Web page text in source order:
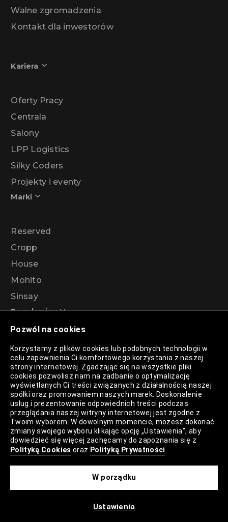
Pozwól na cookies
Korzystamy z plików cookies lub podobnych technologii w
celu zapewnienia Ci komfortowego korzystania z naszej
strony internetowej. Zgadzając się na wszystkie pliki
cookies pozwolisz nam na zadbanie o optymalizację
wyświetlanych Ci treści związanych z działalnością naszej
spółki oraz promowaniem naszych marek. Doskonalenie
usług i prezentowanie odpowiednich treści podczas
przeglądania naszej witryny internetowej jest zgodne z
Twoim wyborem. W dowolnym momencie, możesz dokonać
zmiany swojego wyboru klikając opcję „Ustawienia”, aby
dowiedzieć się więcej zachęcamy do zapoznania się z
Polityką Cookies oraz Polityką Prywatności
Ustawienia
W porządku
Walne zgromadzenia
Kontakt dla inwestorów
Kariera
Oferty Pracy
Centrala
Salony
LPP Logistics
Silky Coders
Projekty i eventy
Marki
Reserved
Cropp
House
Mohito
Sinsay
Regulaminy
Regulamin akcji promocyjnej – Program
rabatowy 99%
Polityka Prywatności
Polityka Plików Cookies
Lista Plików Cookies
Lista Zaufanych Partnerów
Ustawienia Cookies